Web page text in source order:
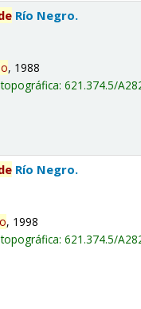
Río Negro.
, 1988
621.374.5/
Río Negro.
, 1998
621.374.5/